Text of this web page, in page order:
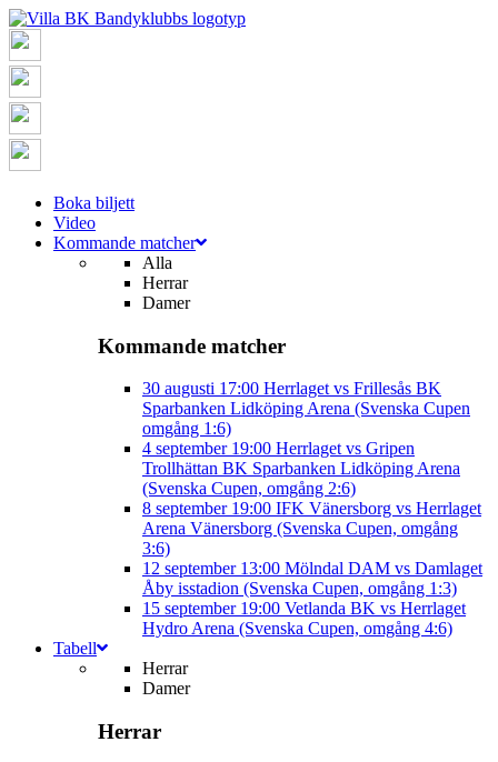
Boka biljett
Video
Kommande matcher
Alla
Herrar
Damer
Kommande matcher
30 augusti 17:00 Herrlaget vs Frillesås BK
Sparbanken Lidköping Arena (Svenska Cupen
omgång 1:6)
4 september 19:00 Herrlaget vs Gripen
Trollhättan BK Sparbanken Lidköping Arena
(Svenska Cupen, omgång 2:6)
8 september 19:00 IFK Vänersborg vs Herrlaget
Arena Vänersborg (Svenska Cupen, omgång
3:6)
12 september 13:00 Mölndal DAM vs Damlaget
Åby isstadion (Svenska Cupen, omgång 1:3)
15 september 19:00 Vetlanda BK vs Herrlaget
Hydro Arena (Svenska Cupen, omgång 4:6)
Tabell
Herrar
Damer
Herrar